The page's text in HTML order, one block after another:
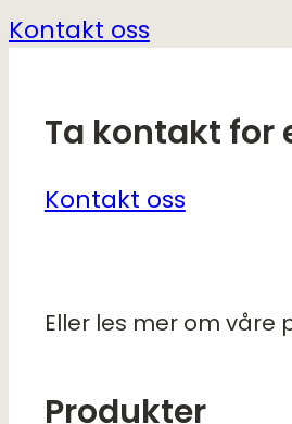
Kontakt oss
Ta kontakt
Kontakt oss
Eller les mer om